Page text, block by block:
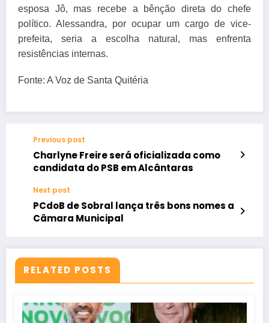
esposa Jô, mas recebe a bênção direta do chefe
político. Alessandra, por ocupar um cargo de vice-
prefeita, seria a escolha natural, mas enfrenta
resistências internas.
Fonte: A Voz de Santa Quitéria
Previous post
Charlyne Freire será oficializada como
candidata do PSB em Alcântaras
Next post
PCdoB de Sobral lança três bons nomes a
Câmara Municipal
RELATED POSTS